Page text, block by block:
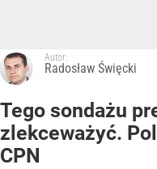
Autor:
Radosław Święcki
Tego sondażu
zlekceważyć.
CPN